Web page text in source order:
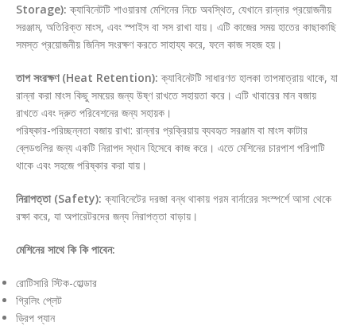
Storage): ক্যাবিনেটটি শাওয়ারমা মেশিনের নিচে অবস্থিত, যেখানে রান্নার প্রয়োজনীয়
সরঞ্জাম, অতিরিক্ত মাংস, এবং স্পাইস বা সস রাখা যায়। এটি কাজের সময় হাতের কাছাকাছি
সমস্ত প্রয়োজনীয় জিনিস সংরক্ষণ করতে সাহায্য করে, ফলে কাজ সহজ হয়।
তাপ সংরক্ষণ (Heat Retention): ক্যাবিনেটটি সাধারণত হালকা তাপমাত্রায় থাকে, যা
রান্না করা মাংস কিছু সময়ের জন্য উষ্ণ রাখতে সহায়তা করে। এটি খাবারের মান বজায়
রাখতে এবং দ্রুত পরিবেশনের জন্য সহায়ক।
পরিষ্কার-পরিচ্ছন্নতা বজায় রাখা: রান্নার প্রক্রিয়ায় ব্যবহৃত সরঞ্জাম বা মাংস কাটার
ব্লেডগুলির জন্য একটি নিরাপদ স্থান হিসেবে কাজ করে। এতে মেশিনের চারপাশ পরিপাটি
থাকে এবং সহজে পরিষ্কার করা যায়।
নিরাপত্তা (Safety): ক্যাবিনেটের দরজা বন্ধ থাকায় গরম বার্নারের সংস্পর্শে আসা থেকে
রক্ষা করে, যা অপারেটরদের জন্য নিরাপত্তা বাড়ায়।
মেশিনের সাথে কি কি পাবেন:
রোটিসারি স্টিক-হোল্ডার
গ্রিলিং প্লেট
ড্রিপ প্যান